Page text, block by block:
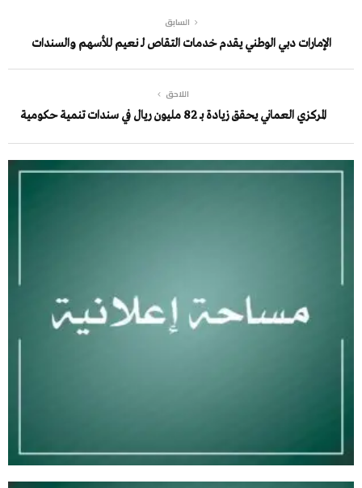
السابق
الإمارات دبي الوطني يقدم خدمات التقاص لـ نعيم للأسهم والسندات
اللاحق
المركزي العماني يحقق زيادة بـ 82 مليون ريال في سندات تنمية حكومية